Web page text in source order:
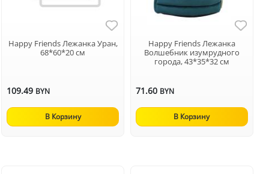
Happy Friends Лежанка Уран,
68*60*20 см
109.49 BYN
В Корзину
Happy Friends Лежанка
Волшебник изумрудного
города, 43*35*32 см
71.60 BYN
В Корзину